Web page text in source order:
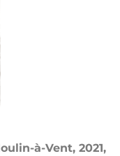
à-Vent, 2021,